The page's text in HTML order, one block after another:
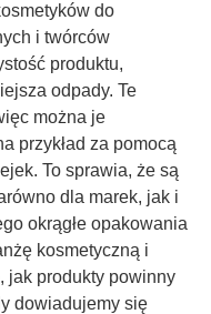
do
i twórców
produktu,
odpady. Te
można je
przykład za pomocą
To sprawia, że są
dla marek, jak i
okrągłe opakowania
kosmetyczną i
jak produkty powinny
dowiadujemy się